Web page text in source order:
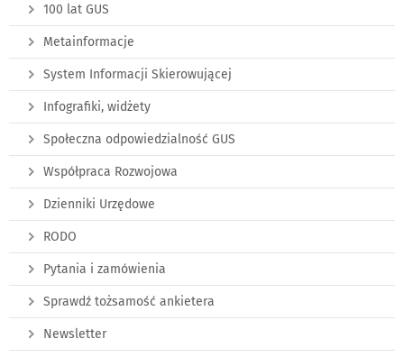
100 lat GUS
Metainformacje
System Informacji Skierowującej
Infografiki, widżety
Społeczna odpowiedzialność GUS
Współpraca Rozwojowa
Dzienniki Urzędowe
RODO
Pytania i zamówienia
Sprawdź tożsamość ankietera
Newsletter